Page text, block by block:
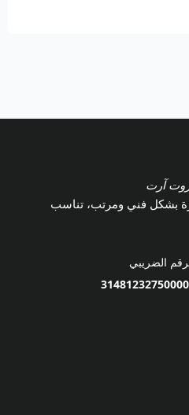
آرت
بشكل فني ومرتب، تناسب
الضريبي